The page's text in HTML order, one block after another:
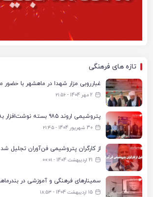
تازه های فرهنگی
2 مهر 1404 - ۲۱:۵۶
30 شهریور 1404 - ۲۱:۴۵
از کارگران پتروشیمی فن‌آوران تجلیل شد
21 اردیبهشت 1404 - ۰۰:۰۱
15 اردیبهشت 1404 - ۱۸:۵۳